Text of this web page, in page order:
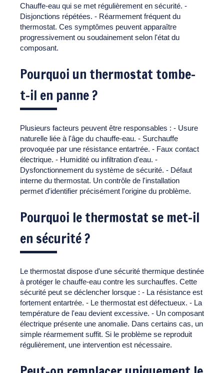
Chauffe-eau qui se met régulièrement en sécurité. -
Disjonctions répétées. - Réarmement fréquent du
thermostat. Ces symptômes peuvent apparaître
progressivement ou soudainement selon l'état du
composant.
Pourquoi un thermostat tombe-
t-il en panne ?
Plusieurs facteurs peuvent être responsables : - Usure
naturelle liée à l'âge du chauffe-eau. - Surchauffe
provoquée par une résistance entartrée. - Faux contact
électrique. - Humidité ou infiltration d'eau. -
Dysfonctionnement du système de sécurité. - Défaut
interne du thermostat. Un contrôle de l'installation
permet d'identifier précisément l'origine du problème.
Pourquoi le thermostat se met-il
en sécurité ?
Le thermostat dispose d'une sécurité thermique destinée
à protéger le chauffe-eau contre les surchauffes. Cette
sécurité peut se déclencher lorsque : - La résistance est
fortement entartrée. - Le thermostat est défectueux. - La
température de l'eau devient excessive. - Un composant
électrique présente une anomalie. Dans certains cas, un
simple réarmement suffit. Si le problème se reproduit
régulièrement, une intervention est nécessaire.